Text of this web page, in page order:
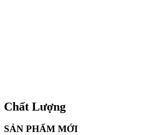
Chất Lượng
SẢN PHẨM MỚI